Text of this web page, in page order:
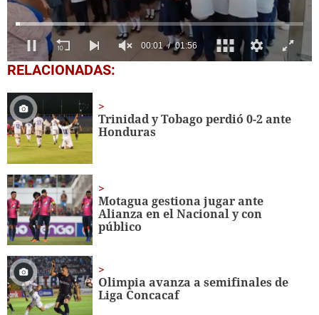
0
seconds
1
minute,
56
seconds
RELACIONADAS:
Trinidad y Tobago perdió 0-2 ante
Honduras
Motagua gestiona jugar ante
Alianza en el Nacional y con
público
Olimpia avanza a semifinales de
Liga Concacaf